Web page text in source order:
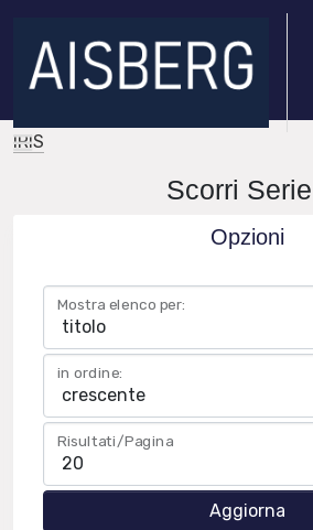
IRIS
Scorri Serie
Opzioni
Mostra elenco per:
in ordine:
Risultati/Pagina